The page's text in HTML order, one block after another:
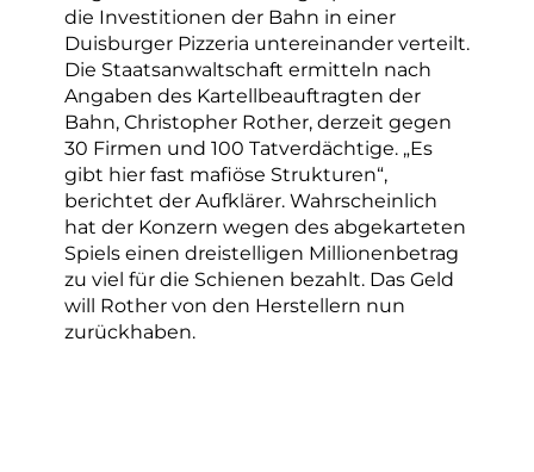
die Investitionen der Bahn in einer
Duisburger Pizzeria untereinander verteilt.
Die Staatsanwaltschaft ermitteln nach
Angaben des Kartellbeauftragten der
Bahn, Christopher Rother, derzeit gegen
30 Firmen und 100 Tatverdächtige. „Es
gibt hier fast mafiöse Strukturen“,
berichtet der Aufklärer. Wahrscheinlich
hat der Konzern wegen des abgekarteten
Spiels einen dreistelligen Millionenbetrag
zu viel für die Schienen bezahlt. Das Geld
will Rother von den Herstellern nun
zurückhaben.